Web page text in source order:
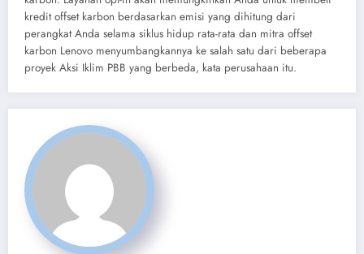
kredit offset karbon berdasarkan emisi yang dihitung dari
perangkat Anda selama siklus hidup rata-rata dan mitra offset
karbon Lenovo menyumbangkannya ke salah satu dari beberapa
proyek Aksi Iklim PBB yang berbeda, kata perusahaan itu.